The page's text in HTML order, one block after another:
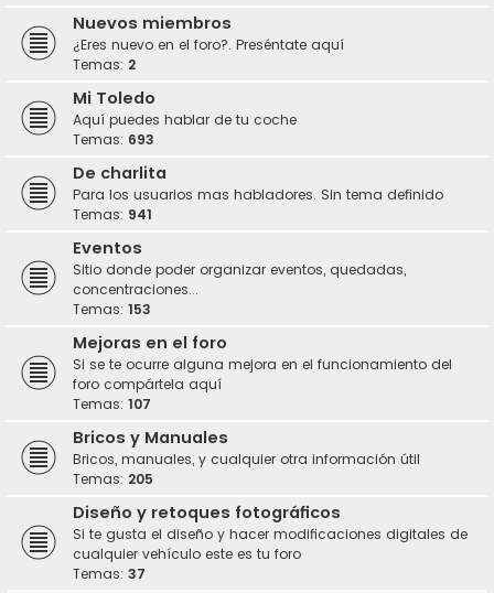
Nuevos miembros
¿Eres nuevo en el foro?. Preséntate aquí
Temas: 2
Mi Toledo
Aquí puedes hablar de tu coche
Temas: 693
De charlita
Para los usuarios mas habladores. Sin tema definido
Temas: 941
Eventos
Sitio donde poder organizar eventos, quedadas,
concentraciones...
Temas: 153
Mejoras en el foro
Si se te ocurre alguna mejora en el funcionamiento del
foro compártela aquí
Temas: 107
Bricos y Manuales
Bricos, manuales, y cualquier otra información útil
Temas: 205
Diseño y retoques fotográficos
Si te gusta el diseño y hacer modificaciones digitales de
cualquier vehículo este es tu foro
Temas: 37